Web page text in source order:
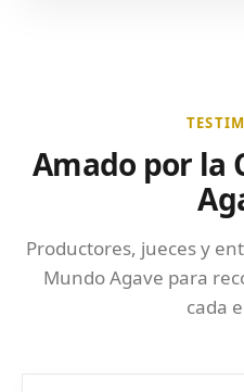
Amado por la
Productores, jueces y
Mundo Agave para
cada